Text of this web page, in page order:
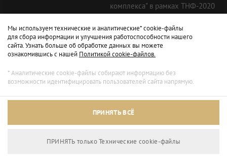
комплекса" в рамках ТНФ-2020
Мы используем технические и аналитические* cookie-файлы
для сбора информации и улучшения работоспособности нашего
сайта. Узнать больше об обработке данных вы можете
ознакомившись с нашей Политикой cookie-файлов.
* Аналитические cookie-файлы собирают информацию без
возможности идентифицировать пользователей сайта напрямую.
ПРИНЯТЬ ВСЁ
ПРИНЯТЬ только Технические сookie-файлы